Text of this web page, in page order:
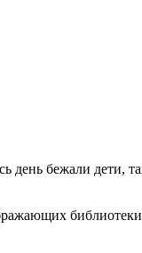
бежали дети,